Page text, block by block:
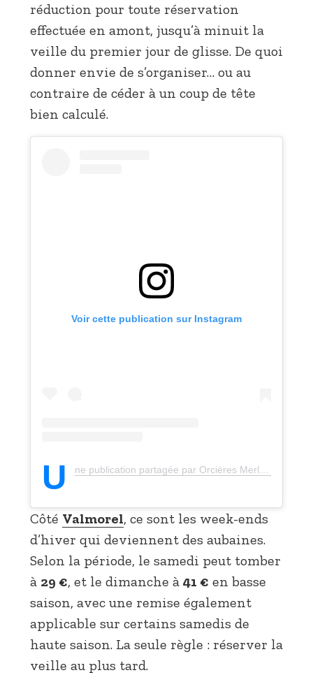
réduction pour toute réservation
effectuée en amont, jusqu’à minuit la
veille du premier jour de glisse. De quoi
donner envie de s’organiser… ou au
contraire de céder à un coup de tête
bien calculé.
Voir cette publication sur Instagram
U ne publication partagée par Orcières Merlette • Station de montagne Hautes-Alpes ⛷️ (@orcieresmerlette)
Côté Valmorel, ce sont les week-ends
d’hiver qui deviennent des aubaines.
Selon la période, le samedi peut tomber
à 29 €, et le dimanche à 41 € en basse
saison, avec une remise également
applicable sur certains samedis de
haute saison. La seule règle : réserver la
veille au plus tard.